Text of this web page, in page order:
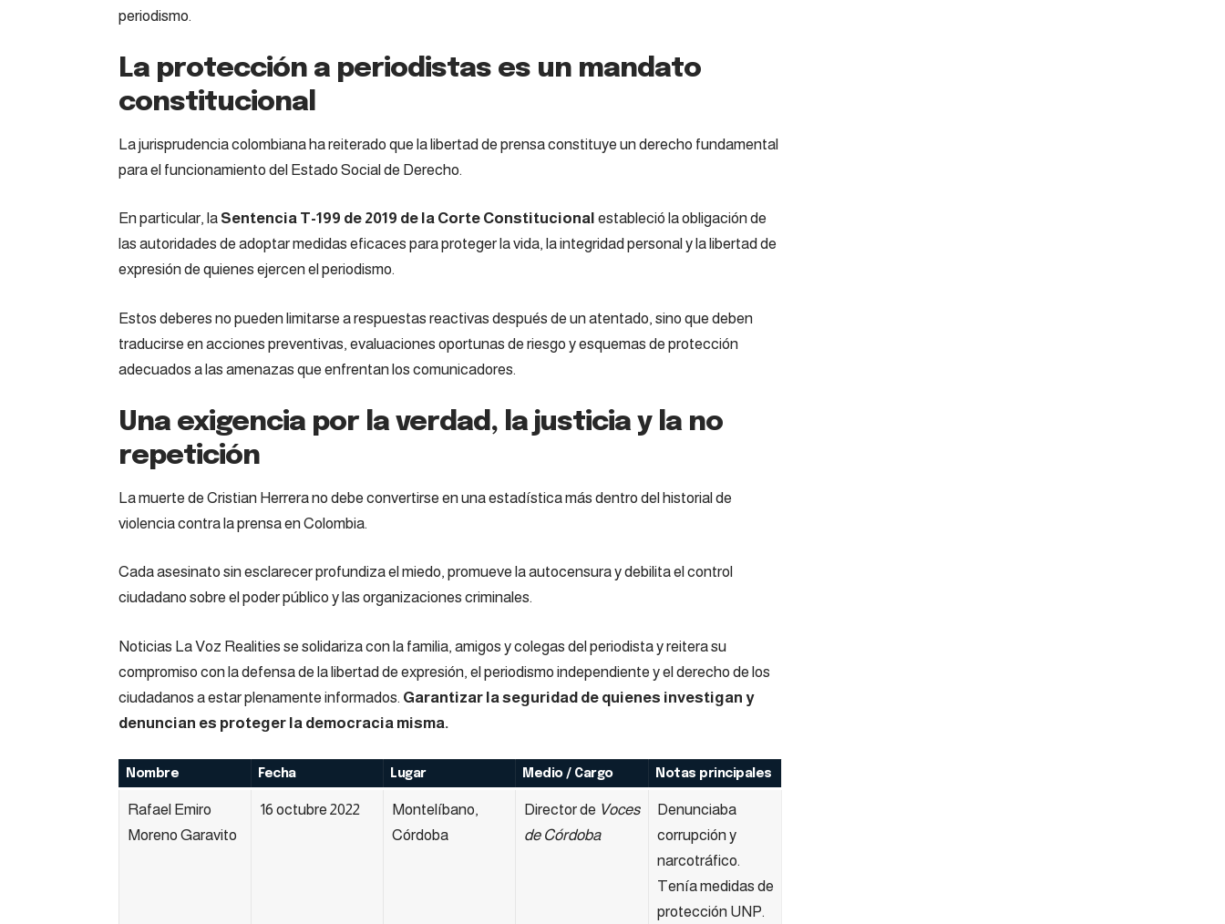
periodismo.
La protección a periodistas es un mandato
constitucional
La jurisprudencia colombiana ha reiterado que la libertad de prensa constituye un derecho fundamental
para el funcionamiento del Estado Social de Derecho.
En particular, la Sentencia T-199 de 2019 de la Corte Constitucional estableció la obligación de
las autoridades de adoptar medidas eficaces para proteger la vida, la integridad personal y la libertad de
expresión de quienes ejercen el periodismo.
Estos deberes no pueden limitarse a respuestas reactivas después de un atentado, sino que deben
traducirse en acciones preventivas, evaluaciones oportunas de riesgo y esquemas de protección
adecuados a las amenazas que enfrentan los comunicadores.
Una exigencia por la verdad, la justicia y la no
repetición
La muerte de Cristian Herrera no debe convertirse en una estadística más dentro del historial de
violencia contra la prensa en Colombia.
Cada asesinato sin esclarecer profundiza el miedo, promueve la autocensura y debilita el control
ciudadano sobre el poder público y las organizaciones criminales.
Noticias La Voz Realities se solidariza con la familia, amigos y colegas del periodista y reitera su
compromiso con la defensa de la libertad de expresión, el periodismo independiente y el derecho de los
ciudadanos a estar plenamente informados. Garantizar la seguridad de quienes investigan y
denuncian es proteger la democracia misma.
Nombre Fecha Lugar Medio / Cargo Notas principales
Rafael Emiro
Moreno Garavito
16 octubre 2022
Montelíbano,
Córdoba
Director de Voces
de Córdoba
Denunciaba
corrupción y
narcotráfico.
Tenía medidas de
protección UNP.